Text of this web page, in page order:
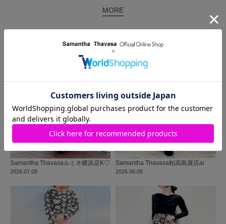
MORE
2026.07.09
Samantha Thavasaルミネ横浜店K♡
2026.06.08
Samantha Thavasa柏高島屋店ai